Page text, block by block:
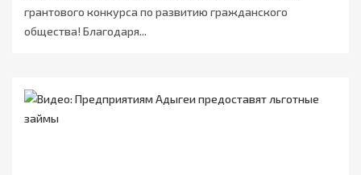
грантового конкурса по развитию гражданского
общества! Благодаря...